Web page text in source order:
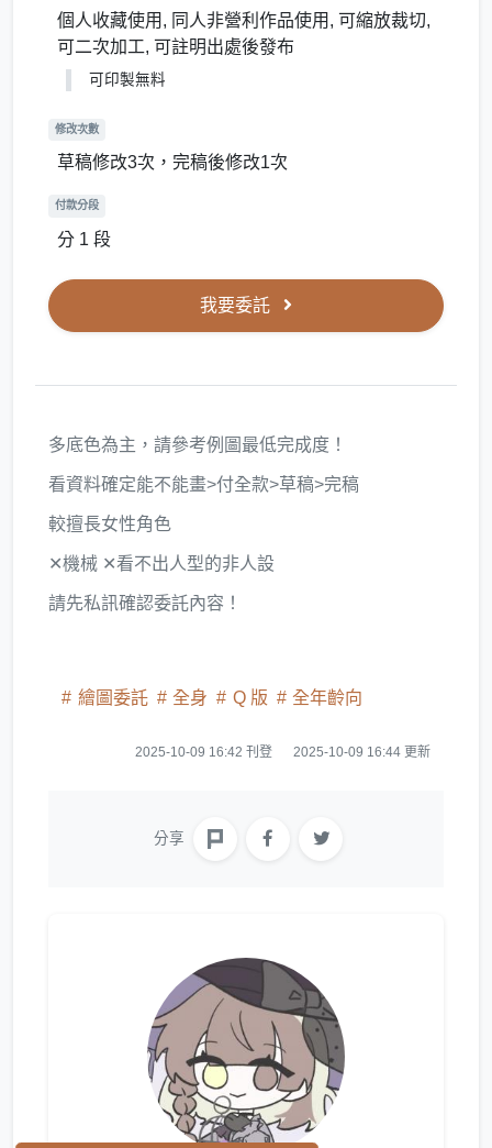
個人收藏使用, 同人非營利作品使用, 可縮放裁切,
可二次加工, 可註明出處後發布
可印製無料
修改次數
草稿修改3次，完稿後修改1次
付款分段
分 1 段
我要委託
多底色為主，請參考例圖最低完成度！
看資料確定能不能畫>付全款>草稿>完稿
較擅長女性角色
✕機械 ✕看不出人型的非人設
請先私訊確認委託內容！
繪圖委託 全身 Q 版 全年齡向
2025-10-09 16:42 刊登 2025-10-09 16:44 更新
分享